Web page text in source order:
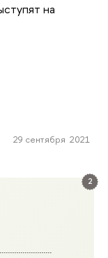
2
на
29 сентября 2021